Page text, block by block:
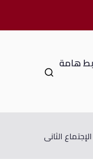
هامة
الإجتماع الثانى